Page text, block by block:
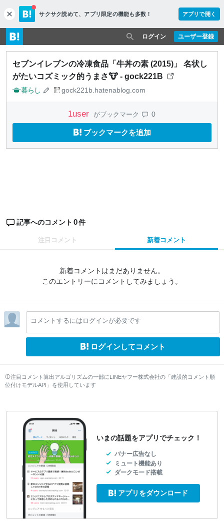
c
l
o
s
e
サクサク読めて、 アプリ限定の機能も多数！ アプリで開く
ユーザー登録
ログイン
セブンイレブンの冷凍食品「牛丼の素 (2015)」 名状し
がたいコズミック的うまさ🐮 - gock221B
暮らし gock221b.hatenablog.com
1user がブックマーク 0
ブックマークを追加
記事へのコメント 0件
注目コメント 新着コメント
新着コメントはまだありません。
このエントリーにコメントしてみましょう。
コメントするにはログインが必要です
ログインしてコメント
注目コメント算出アルゴリズムの一部にLINEヤフー株式会社の「建設的コメント順
位付けモデルAPI」を使用しています
いまの話題をアプリでチェック！
バナー広告なし
ミュート機能あり
ダークモード搭載
アプリをダウンロード